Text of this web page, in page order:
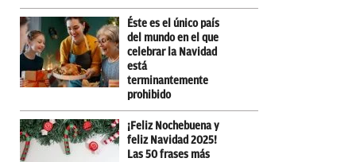
Éste es el único país
del mundo en el que
celebrar la Navidad
está
terminantemente
prohibido
¡Feliz Nochebuena y
feliz Navidad 2025!
Las 50 frases más